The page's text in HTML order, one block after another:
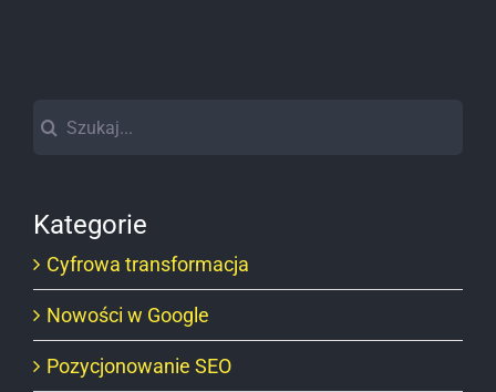
Kategorie
Cyfrowa transformacja
Nowości w Google
Pozycjonowanie SEO